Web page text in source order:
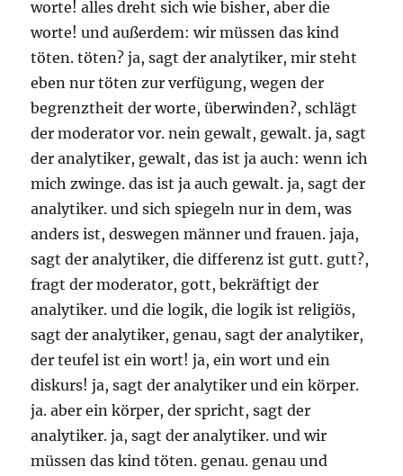
worte! alles dreht sich wie bisher, aber die
worte! und außerdem: wir müssen das kind
töten. töten? ja, sagt der analytiker, mir steht
eben nur töten zur verfügung, wegen der
begrenztheit der worte, überwinden?, schlägt
der moderator vor. nein gewalt, gewalt. ja, sagt
der analytiker, gewalt, das ist ja auch: wenn ich
mich zwinge. das ist ja auch gewalt. ja, sagt der
analytiker. und sich spiegeln nur in dem, was
anders ist, deswegen männer und frauen. jaja,
sagt der analytiker, die differenz ist gutt. gutt?,
fragt der moderator, gott, bekräftigt der
analytiker. und die logik, die logik ist religiös,
sagt der analytiker, genau, sagt der analytiker,
der teufel ist ein wort! ja, ein wort und ein
diskurs! ja, sagt der analytiker und ein körper.
ja. aber ein körper, der spricht, sagt der
analytiker. ja, sagt der analytiker. und wir
müssen das kind töten. genau. genau und